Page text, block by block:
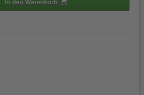
In den Warenkorb